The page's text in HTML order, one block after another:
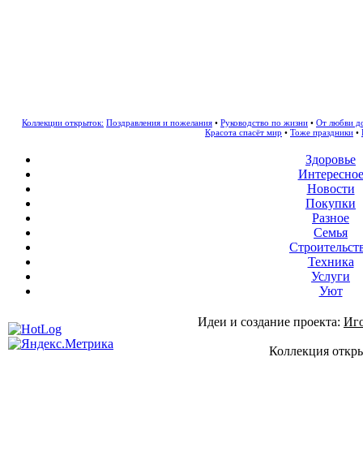
Коллекции открыток: Поздравления и пожелания • Руководство по жизни • От любви
Красота спасёт мир • Тоже праздники •
Здоровье
Интересное
Новости
Покупки
Разное
Семья
Техника
Услуги
Уют
Идеи и создание проекта:
Коллекция